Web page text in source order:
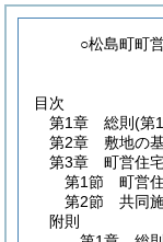
○松島町町
目次
第1章
総則 (第
第2章
敷地の
第3章
町営住
第1節
町営
第2節
共同
附則